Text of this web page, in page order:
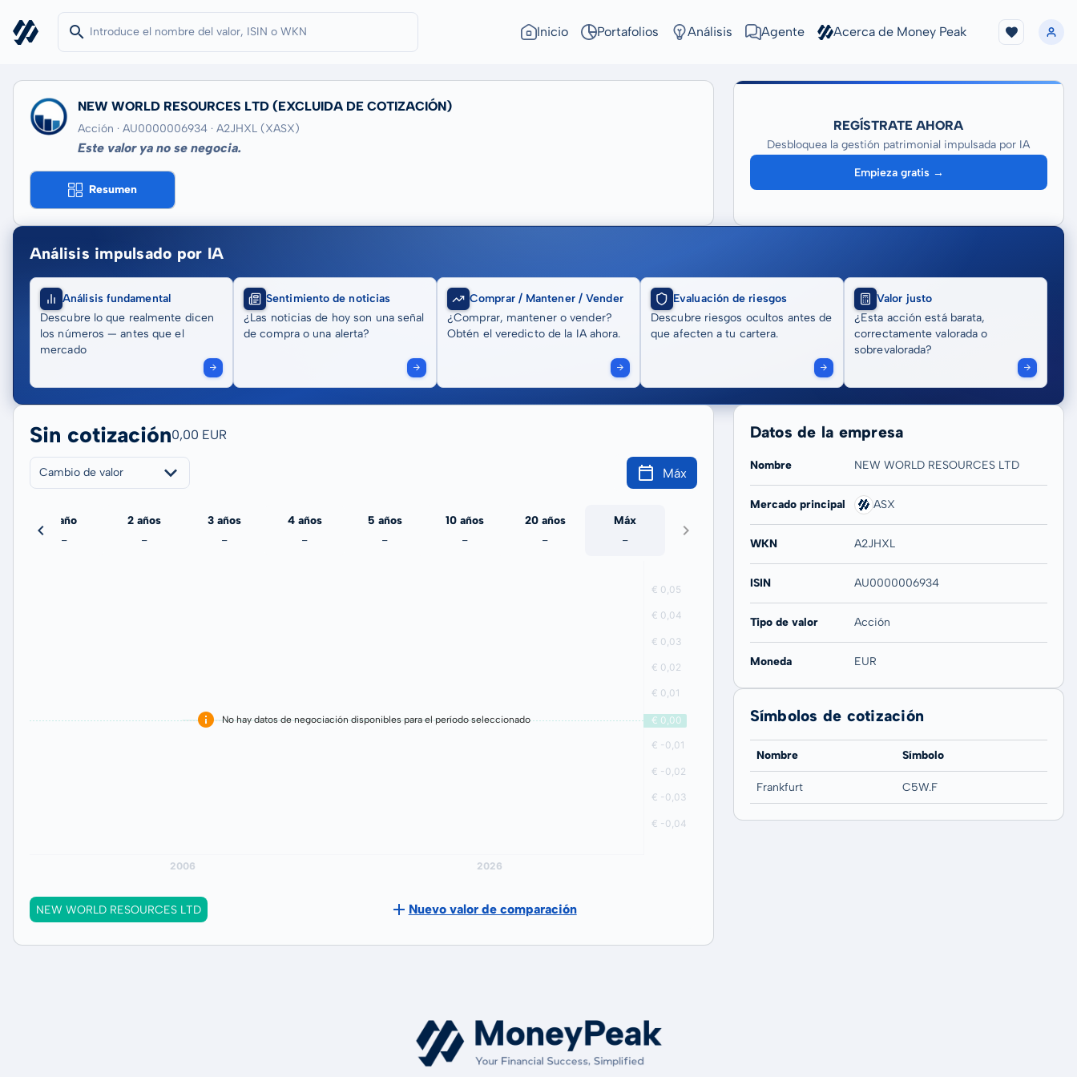
Inicio Portafolios Análisis Agente Acerca de Money Peak
NEW WORLD RESOURCES LTD (EXCLUIDA DE COTIZACIÓN)
Acción · AU0000006934 · A2JHXL (XASX)
Este valor ya no se negocia.
Resumen
REGÍSTRATE AHORA
Desbloquea la gestión patrimonial impulsada por IA
Empieza gratis →
Análisis impulsado por IA
Análisis fundamental
Descubre lo que realmente dicen
los números — antes que el
mercado
Sentimiento de noticias
¿Las noticias de hoy son una señal
de compra o una alerta?
Comprar / Mantener / Vender
¿Comprar, mantener o vender?
Obtén el veredicto de la IA ahora.
Evaluación de riesgos
Descubre riesgos ocultos antes de
que afecten a tu cartera.
Valor justo
¿Esta acción está barata,
correctamente valorada o
sobrevalorada?
Sin cotización0,00 EUR
Cambio de valor Máx
1 año
-
2 años
-
3 años
-
4 años
-
5 años
-
10 años
-
20 años
-
Máx
-
No hay datos de negociación disponibles para el período seleccionado
NEW WORLD RESOURCES LTD Nuevo valor de comparación
Datos de la empresa
Nombre NEW WORLD RESOURCES LTD
Mercado principal ASX
WKN A2JHXL
ISIN AU0000006934
Tipo de valor Acción
Moneda EUR
Símbolos de cotización
Nombre Símbolo
Frankfurt C5W.F